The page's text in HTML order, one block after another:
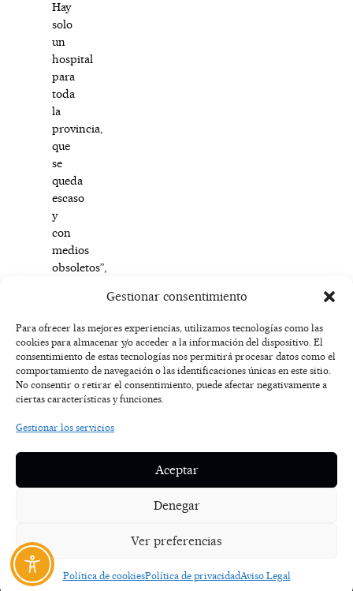
Gestionar consentimiento
Para ofrecer las mejores experiencias, utilizamos tecnologías como las
cookies para almacenar y/o acceder a la información del dispositivo. El
consentimiento de estas tecnologías nos permitirá procesar datos como el
comportamiento de navegación o las identificaciones únicas en este sitio.
No consentir o retirar el consentimiento, puede afectar negativamente a
ciertas características y funciones.
Gestionar los servicios
Aceptar
Denegar
Ver preferencias
Política de cookiesPolítica de privacidadAviso Legal
Hay
solo
un
hospital
para
toda
la
provincia,
que
se
queda
escaso
y
con
medios
obsoletos”,
F
a
c
e
f
I
n
s
t
X
-
t
w
Y
o
u
t
T
i
k
t
AVISO
POLÍTICA DE
CONTACTO